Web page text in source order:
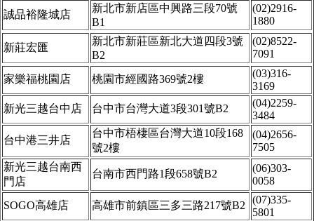
誠品裕隆城店
新北市新店區中興路三段70號
B1
(02)2916-
1880
新莊宏匯
新北市新莊區新北大道四段3號
B2
(02)8522-
7091
家樂福桃園店 桃園市經國路369號2樓
(03)316-
3169
新光三越台中店
台中市台灣大道3段301號B2
(04)2259-
3484
台中港三井店
台中市梧棲區台灣大道10段168
號2樓
(04)2656-
7505
新光三越台南西
門店
台南市西門路1段658號B2
(06)303-
0058
SOGO高雄店 高雄市前鎮區三多三路217號B2
(07)335-
5801